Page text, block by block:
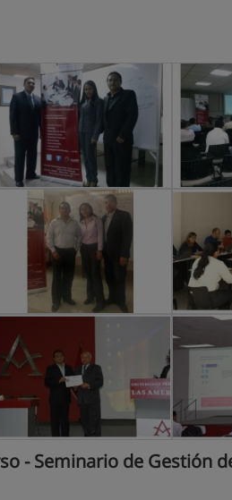
- Seminario de Gestión